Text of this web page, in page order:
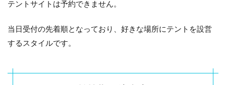
テントサイトは予約できません。
当日受付の先着順となっており、好きな場所にテントを設営
するスタイルです。